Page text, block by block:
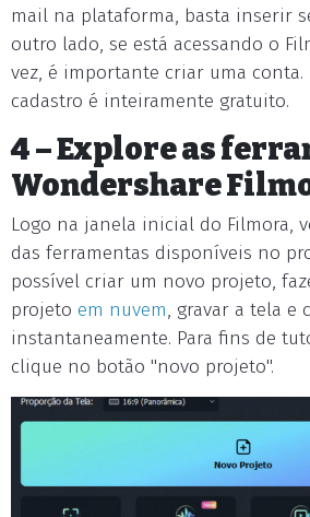
mail na plataforma, basta inserir
outro lado, se está acessando o
vez, é importante criar uma conta.
cadastro é inteiramente gratuito.
4 – Explore as
Wondershare
Logo na janela inicial do Filmora,
das ferramentas disponíveis no
possível criar um novo projeto,
projeto em nuvem, gravar a tela e
instantaneamente. Para fins de
clique no botão "novo projeto".